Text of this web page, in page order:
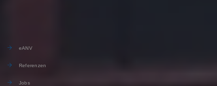
eANV
Referenzen
Jobs